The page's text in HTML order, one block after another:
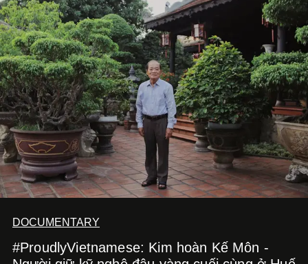
dồi và chờ đợi những vai diễn đủ sức đưa mình đến
những vùng đất mới. Ở tuổi ngoài 30, điều anh theo đuổi
không phải những đích đến quá lớn, mà là khả năng luôn
tiến về phía trước.
DOCUMENTARY
#ProudlyVietnamese: Kim hoàn Kế Môn -